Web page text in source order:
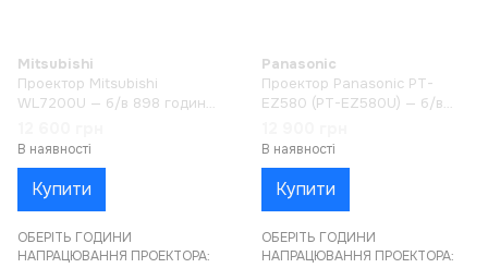
Mitsubishi
Проектор Mitsubishi
WL7200U — б/в 898 годин
В наявності
Купити
ОБЕРІТЬ ГОДИНИ
НАПРАЦЮВАННЯ ПРОЕКТОРА:
Panasonic
Проектор Panasonic PT-
EZ580 (PT-EZ580U) — б/в
В наявності
Купити
ОБЕРІТЬ ГОДИНИ
НАПРАЦЮВАННЯ ПРОЕКТОРА: